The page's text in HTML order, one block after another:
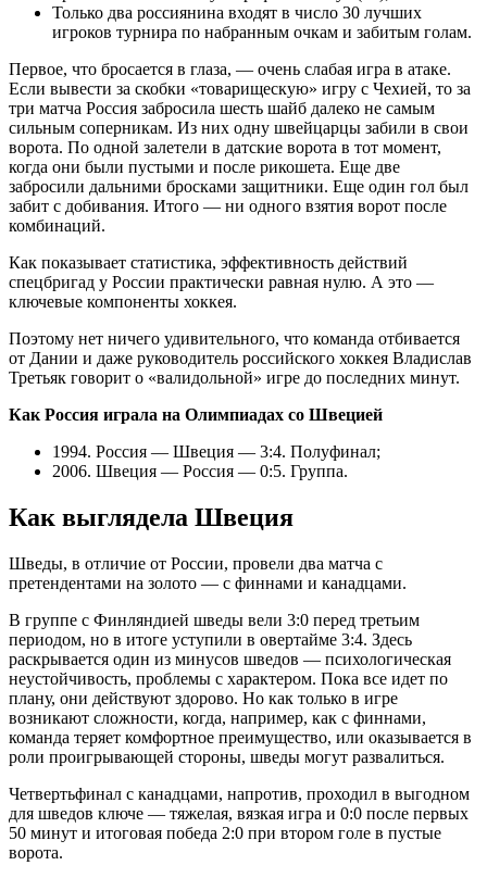
Только два россиянина входят в число 30 лучших
игроков турнира по набранным очкам и забитым голам.
Первое, что бросается в глаза, — очень слабая игра в атаке.
Если вывести за скобки «товарищескую» игру с Чехией, то за
три матча Россия забросила шесть шайб далеко не самым
сильным соперникам. Из них одну швейцарцы забили в свои
ворота. По одной залетели в датские ворота в тот момент,
когда они были пустыми и после рикошета. Еще две
забросили дальними бросками защитники. Еще один гол был
забит с добивания. Итого — ни одного взятия ворот после
комбинаций.
Как показывает статистика, эффективность действий
спецбригад у России практически равная нулю. А это —
ключевые компоненты хоккея.
Поэтому нет ничего удивительного, что команда отбивается
от Дании и даже руководитель российского хоккея Владислав
Третьяк говорит о «валидольной» игре до последних минут.
Как Россия играла на Олимпиадах со Швецией
1994. Россия — Швеция — 3:4. Полуфинал;
2006. Швеция — Россия — 0:5. Группа.
Как выглядела Швеция
Шведы, в отличие от России, провели два матча с
претендентами на золото — с финнами и канадцами.
В группе с Финляндией шведы вели 3:0 перед третьим
периодом, но в итоге уступили в овертайме 3:4. Здесь
раскрывается один из минусов шведов — психологическая
неустойчивость, проблемы с характером. Пока все идет по
плану, они действуют здорово. Но как только в игре
возникают сложности, когда, например, как с финнами,
команда теряет комфортное преимущество, или оказывается в
роли проигрывающей стороны, шведы могут развалиться.
Четвертьфинал с канадцами, напротив, проходил в выгодном
для шведов ключе — тяжелая, вязкая игра и 0:0 после первых
50 минут и итоговая победа 2:0 при втором голе в пустые
ворота.